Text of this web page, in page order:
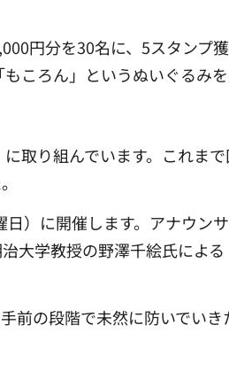
円分を30名に、5スタンプ
ころん」というぬいぐるみを
取り組んでいます。これま
）に開催します。アナウン
大学教授の野澤千絵氏によ
前の段階で未然に防いでいき